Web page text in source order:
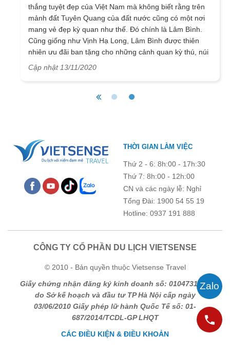
thắng tuyệt đẹp của Việt Nam mà không biết rằng trên
mảnh đất Tuyên Quang của đất nước cũng có một nơi
mang vẻ đẹp kỳ quan như thế. Đó chính là Lâm Bình.
Cũng giống như Vịnh Hạ Long, Lâm Bình được thiên
nhiên ưu đãi ban tặng cho những cảnh quan kỳ thú, núi
sông, hang động hấp dẫn với nhiều đảo lớn nhỏ khác
Cập nhật 13/11/2020
THỜI GIAN LÀM VIỆC
Thứ 2 - 6: 8h:00 - 17h:30
Thứ 7: 8h:00 - 12h:00
CN và các ngày lễ: Nghỉ
Tổng Đài: 1900 54 55 19
Hotline: 0937 191 888
CÔNG TY CỔ PHẦN DU LỊCH VIETSENSE
© 2010 - Bản quyền thuộc Vietsense Travel
Giấy chứng nhận đăng ký kinh doanh số: 0104731205
do Sở kế hoạch và đầu tư TP Hà Nội cấp ngày
03/06/2010 Giấy phép lữ hành Quốc Tế số: 01-
687/2014/TCDL-GP LHQT
CÁC ĐIỀU KIỆN & ĐIỀU KHOẢN